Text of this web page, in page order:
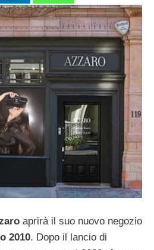
aprirà il suo nuovo negozio
2010. Dopo il lancio di